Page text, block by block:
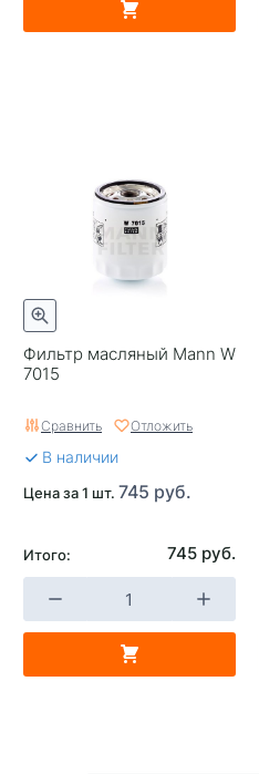
Фильтр масляный Mann W
7015
Сравнить Отложить
В наличии
Цена за 1 шт. 745 руб.
Итого: 745 руб.